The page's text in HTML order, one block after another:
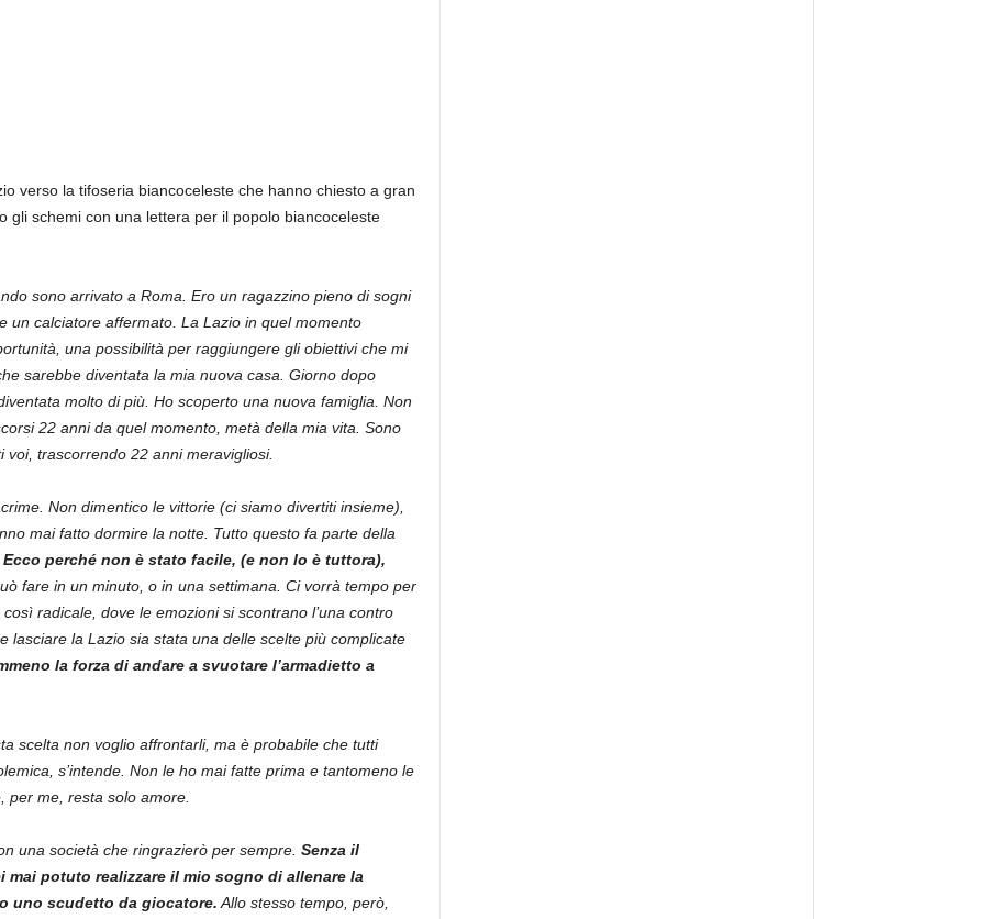
verso la tifoseria biancoceleste che hanno chiesto a gran
gli schemi con una lettera per il popolo biancoceleste
sono arrivato a Roma. Ero un ragazzino pieno di sogni
un calciatore affermato. La Lazio in quel momento
una possibilità per raggiungere gli obiettivi che mi
sarebbe diventata la mia nuova casa. Giorno dopo
molto di più. Ho scoperto una nuova famiglia. Non
22 anni da quel momento, metà della mia vita. Sono
trascorrendo 22 anni meravigliosi.
Non dimentico le vittorie (ci siamo divertiti insieme),
mai fatto dormire la notte. Tutto questo fa parte della
Ecco perché non è stato facile, (e non lo è tuttora),
fare in un minuto, o in una settimana. Ci vorrà tempo per
radicale, dove le emozioni si scontrano l’una contro
lasciare la Lazio sia stata una delle scelte più complicate
la forza di andare a svuotare l’armadietto a
scelta non voglio affrontarli, ma è probabile che tutti
s’intende. Non le ho mai fatte prima e tantomeno le
per me, resta solo amore.
una società che ringrazierò per sempre. Senza il
mai potuto realizzare il mio sogno di allenare la
uno scudetto da giocatore. Allo stesso tempo, però,